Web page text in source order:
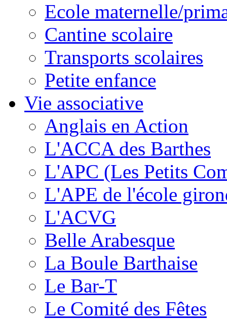
Ecole maternelle/
Cantine scolaire
Transports scolaires
Petite enfance
Vie associative
Anglais en Action
L'ACCA des Barthes
L'APC (Les Petits
L'APE de l'école
L'ACVG
Belle Arabesque
La Boule Barthaise
Le Bar-T
Le Comité des Fêtes